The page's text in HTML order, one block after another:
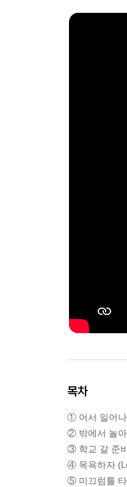
목차
① 어서 일어나
② 밖에서 놀아
③ 학교 갈 준
④ 목욕하자
⑤ 미끄럼틀 타